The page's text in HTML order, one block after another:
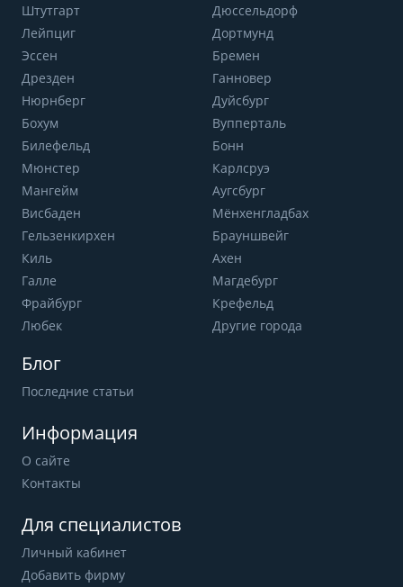
Штутгарт
Дюссельдорф
Лейпциг
Дортмунд
Эссен
Бремен
Дрезден
Ганновер
Нюрнберг
Дуйсбург
Бохум
Вупперталь
Билефельд
Бонн
Мюнстер
Карлсруэ
Мангейм
Аугсбург
Висбаден
Мёнхенгладбах
Гельзенкирхен
Брауншвейг
Киль
Ахен
Галле
Магдебург
Фрайбург
Крефельд
Любек
Другие города
Блог
Последние статьи
Информация
О сайте
Контакты
Для специалистов
Личный кабинет
Добавить фирму